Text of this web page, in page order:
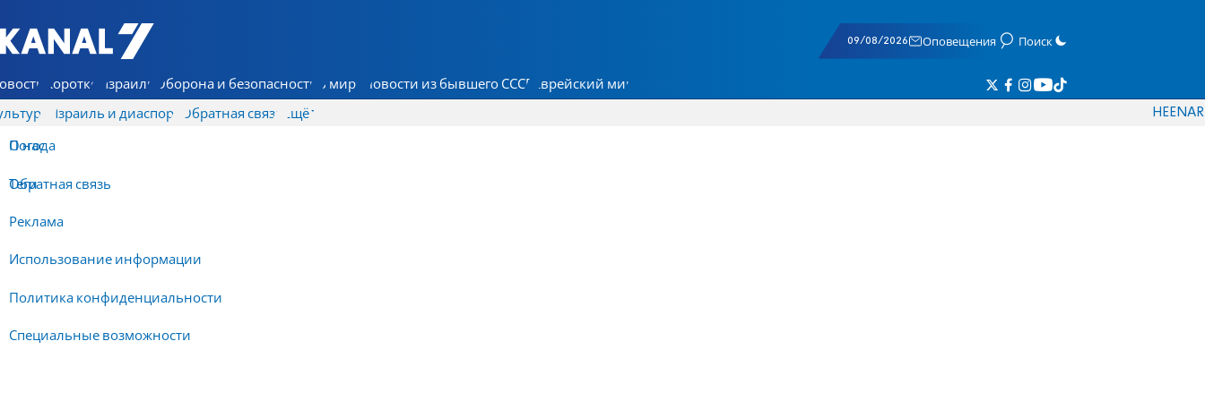
7 КАНАЛ - Аруц Шева
09/08/2026 Оповещения Поиск
Коротко Израиль Оборона и безопасность В мире Новости из бывшего СССР Еврейский мир
Израиль и диаспора Обратная связь
О нас
Обратная связь
Реклама
Использование информации
Политика конфиденциальности
Специальные возможности
Ещё
Погода
Теги
HEENAR